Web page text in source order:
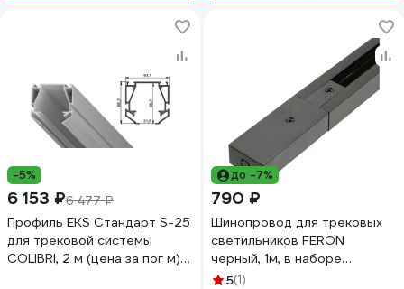
-5%
6 153 ₽6 477 ₽
Профиль EKS Стандарт S-25
для трековой системы
COLIBRI, 2 м (цена за пог м)
до -7%
790 ₽
Шинопровод для трековых
светильников FERON
черный, 1м, в наборе
токоввод, заглушка,
5(1)